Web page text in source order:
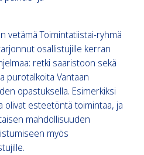
vetämä Toimintatiistai-ryhmä
osallistujille kerran
retki saaristoon sekä
purotalkoita Vantaan
opastuksella. Esimerkiksi
olivat esteetöntä toimintaa, ja
mahdollisuuden
myös